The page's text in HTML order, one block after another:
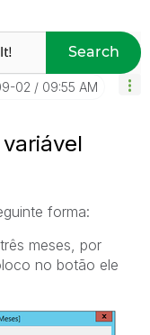
Search
02 09:55 AM
forma:
meses, por
no botão ele